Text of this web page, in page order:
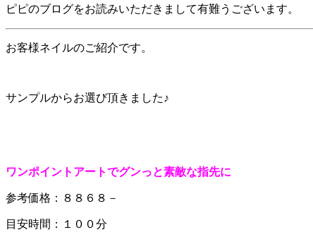
ピピのブログをお読みいただきまして有難うございます。
お客様ネイルのご紹介です。
サンプルからお選び頂きました♪
ワンポイントアートでグンっと素敵な指先に
参考価格：８８６８－
目安時間：１００分